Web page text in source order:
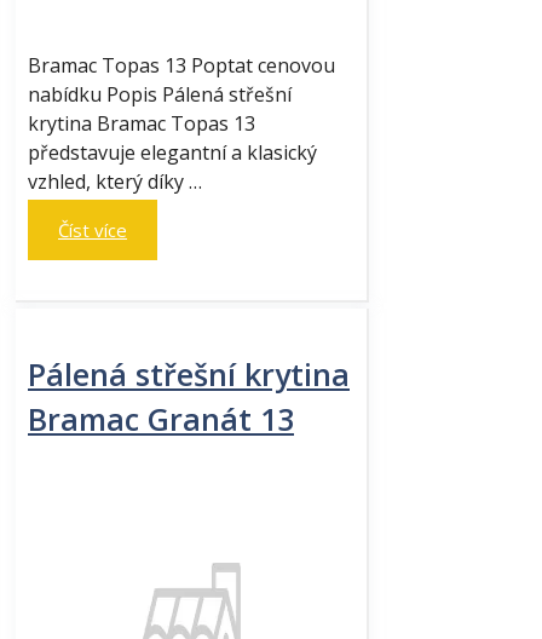
Bramac Topas 13 Poptat cenovou
nabídku Popis Pálená střešní
krytina Bramac Topas 13
představuje elegantní a klasický
vzhled, který díky …
Číst více
Pálená střešní krytina
Bramac Granát 13